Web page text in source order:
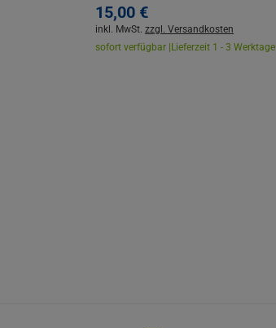
15,00 €
inkl. MwSt. zzgl. Versandkosten
sofort verfügbar | Lieferzeit 1 - 3 Werktage